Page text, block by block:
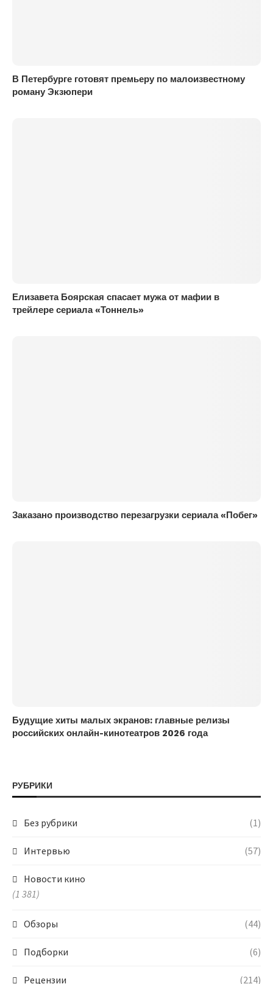
В Петербурге готовят премьеру по малоизвестному
роману Экзюпери
Елизавета Боярская спасает мужа от мафии в
трейлере сериала «Тоннель»
Заказано производство перезагрузки сериала «Побег»
Будущие хиты малых экранов: главные релизы
российских онлайн-кинотеатров 2026 года
РУБРИКИ
Без рубрики (1)
Интервью (57)
Новости кино
(1 381)
Обзоры (44)
Подборки (6)
Рецензии (214)